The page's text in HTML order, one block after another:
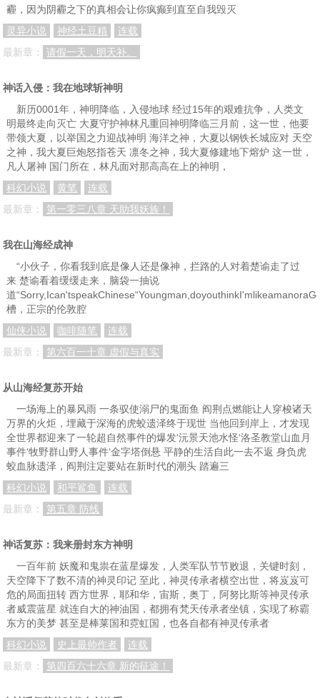
霾，因为阴霾之下的真相会让你疯癫到直至自我毁灭
灵异小说
神经土豆精
连载
最新章：
请假一天，明天补。
神话入侵：我在地球斩神明
新历0001年，神明降临，入侵地球 经过15年的艰难抗争，人类文
明最终走向灭亡 大夏守护神林凡重回神明降临三月前，这一世，他要
带领大夏，以举国之力迎战神明 海洋之神，大夏以钢铁长城应对 天空
之神，我大夏巨炮怒指苍天 凛冬之神，我大夏修建地下熔炉 这一世，
凡人屠神 国门所在，林凡面对那高高在上的神明，
科幻小说
黄笔
连载
最新章：
第一零三八章 天助我妖族！
我在山海经成神
“小伙子，你看我到底是像人还是像神，拦路的人对着楚谕走了过
来 楚谕看着缓缓走来，脑袋一抽说
道
槽，正宗的伦敦腔
仙侠小说
咖啡随笔
连载
最新章：
第六百一十章 虚假与真实
从山海经复苏开始
一场海上的暴风雨 一条驭使溺尸的鬼面鱼 阎荆点燃能让人穿梭诸天
万界的火炬，埋藏于深海的虎蛟遗泽终于现世 当他回到岸上，才发现
全世界都迎来了一轮超自然事件的爆发‘沅景天池水怪‘洛圣教堂山血月
事件‘牧野群山野人事件‘金字塔倒悬 平静的生活自此一去不返 身负虎
蛟血脉遗泽，阎荆注定要站在新时代的潮头 踏遍三
科幻小说
和平鲨鱼
连载
最新章：
第五章 防线
神话复苏：我来册封东方神明
一百年前 妖魔和鬼祟在蓝星爆发，人类军队节节败退，关键时刻，
天空降下了数不清的神灵印记 至此，神灵传承者横空出世，将岌岌可
危的局面扭转 西方世界，耶和华，宙斯，奥丁，阿努比斯等神灵传承
者威震蓝星 就连自大的神油国，都拥有梵天传承者坐镇，实现了称霸
东方的美梦 甚至是棒莱国和霓虹国，也各自都有神灵传承者
科幻小说
史上最帅作者
连载
最新章：
第四百六十六章 新的征途！